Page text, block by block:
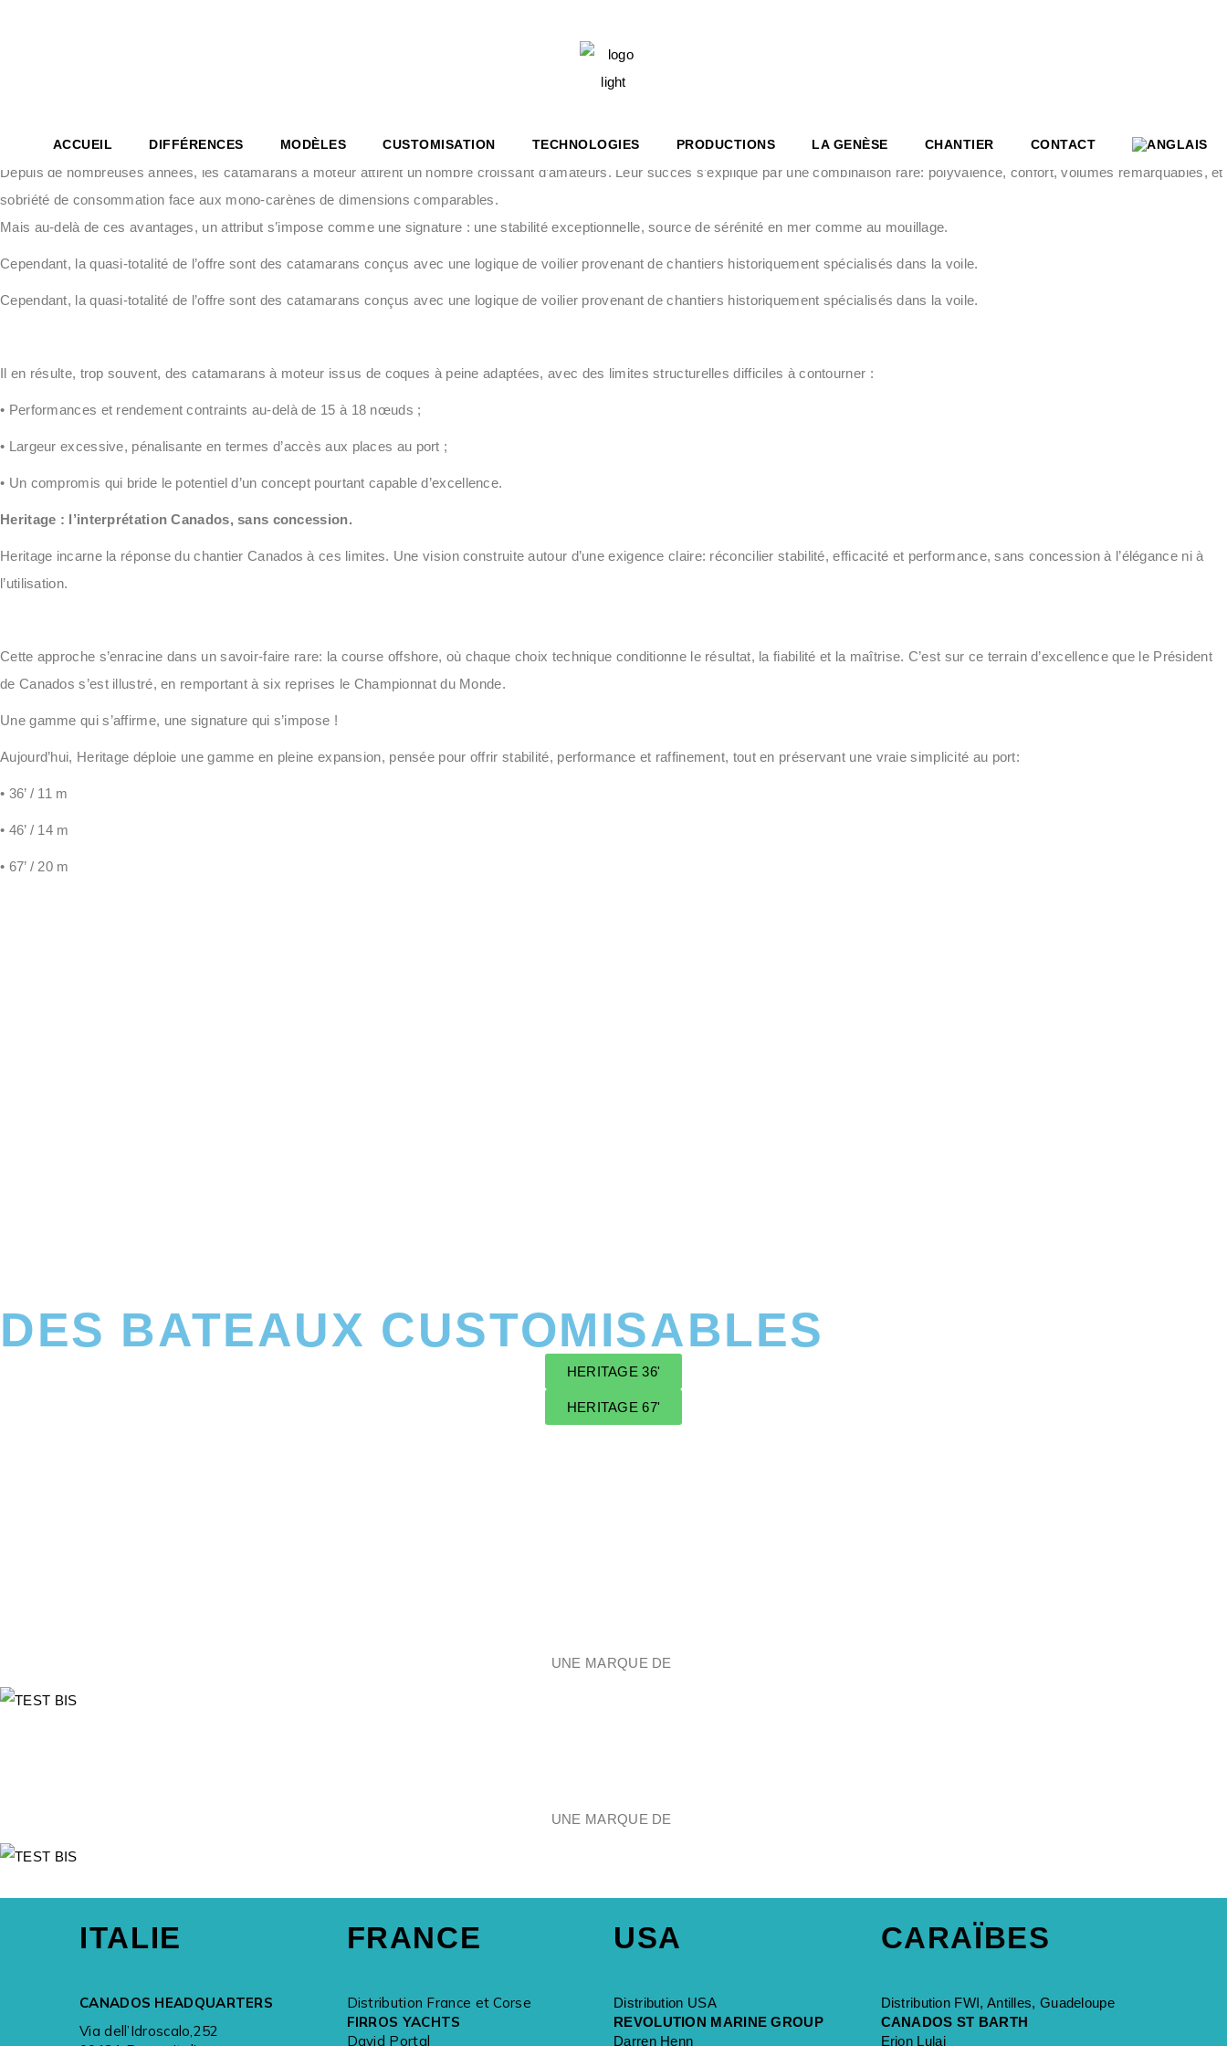
ACCUEIL DIFFÉRENCES MODÈLES
HERITAGE 36′ BR
HERITAGE 46′ COUPÉ
HERITAGE 67′ COUPÉ
CUSTOMISATION
HERITAGE 36′
HERITAGE 67′
TECHNOLOGIES PRODUCTIONS LA GENÈSE CHANTIER CONTACT
Depuis de nombreuses années, les catamarans à moteur attirent un nombre croissant d’amateurs. Leur succès s’explique par une combinaison rare: polyvalence, confort, volumes remarquables, et
sobriété de consommation face aux mono-carènes de dimensions comparables.
Mais au-delà de ces avantages, un attribut s’impose comme une signature : une stabilité exceptionnelle, source de sérénité en mer comme au mouillage.
Cependant, la quasi-totalité de l’offre sont des catamarans conçus avec une logique de voilier provenant de chantiers historiquement spécialisés dans la voile.
Cependant, la quasi-totalité de l’offre sont des catamarans conçus avec une logique de voilier provenant de chantiers historiquement spécialisés dans la voile.
Il en résulte, trop souvent, des catamarans à moteur issus de coques à peine adaptées, avec des limites structurelles difficiles à contourner :
• Performances et rendement contraints au-delà de 15 à 18 nœuds ;
• Largeur excessive, pénalisante en termes d’accès aux places au port ;
• Un compromis qui bride le potentiel d’un concept pourtant capable d’excellence.
Heritage : l’interprétation Canados, sans concession.
Heritage incarne la réponse du chantier Canados à ces limites. Une vision construite autour d’une exigence claire: réconcilier stabilité, efficacité et performance, sans concession à l’élégance ni à
l’utilisation.
Cette approche s’enracine dans un savoir-faire rare: la course offshore, où chaque choix technique conditionne le résultat, la fiabilité et la maîtrise. C’est sur ce terrain d’excellence que le Président
de Canados s’est illustré, en remportant à six reprises le Championnat du Monde.
Une gamme qui s’affirme, une signature qui s’impose !
Aujourd’hui, Heritage déploie une gamme en pleine expansion, pensée pour offrir stabilité, performance et raffinement, tout en préservant une vraie simplicité au port:
• 36’ / 11 m
• 46’ / 14 m
• 67’ / 20 m
DES BATEAUX CUSTOMISABLES
HERITAGE 36'
HERITAGE 67'
UNE MARQUE DE
UNE MARQUE DE
ITALIE
CANADOS HEADQUARTERS
Via dell’Idroscalo,252
FRANCE
Distribution France et Corse
FIRROS YACHTS
David Portal
USA
Distribution USA
REVOLUTION MARINE GROUP
Darren Henn
CARAÏBES
Distribution FWI, Antilles, Guadeloupe
CANADOS ST BARTH
Erjon Lulaj